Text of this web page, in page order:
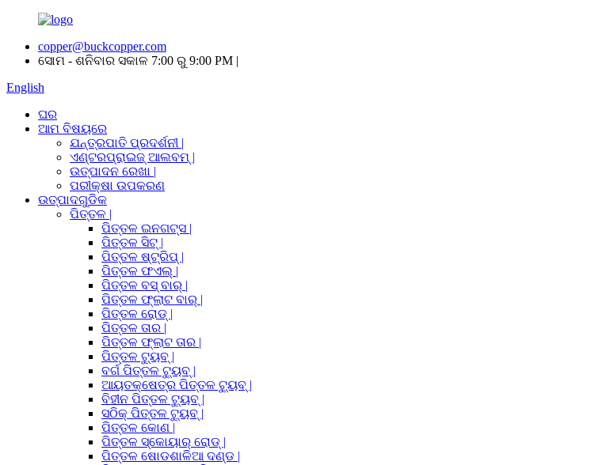
copper@buckcopper.com
ସୋମ - ଶନିବାର ସକାଳ 7:00 ରୁ 9:00 PM |
English
ଘର
ଆମ ବିଷୟରେ
ଯନ୍ତ୍ରପାତି ପ୍ରଦର୍ଶନୀ |
ଏଣ୍ଟରପ୍ରାଇଜ୍ ଆଲବମ୍ |
ଉତ୍ପାଦନ ରେଖା |
ପରୀକ୍ଷା ଉପକରଣ
ଉତ୍ପାଦଗୁଡିକ
ପିତ୍ତଳ |
ପିତ୍ତଳ ଇନଗଟ୍ସ |
ପିତ୍ତଳ ସିଟ୍ |
ପିତ୍ତଳ ଷ୍ଟ୍ରିପ୍ |
ପିତ୍ତଳ ଫଏଲ୍ |
ପିତ୍ତଳ ବସ୍ ବାର୍ |
ପିତ୍ତଳ ଫ୍ଲାଟ ବାର୍ |
ପିତ୍ତଳ ରୋଡ୍ |
ପିତ୍ତଳ ତାର |
ପିତ୍ତଳ ଫ୍ଲାଟ ତାର |
ପିତ୍ତଳ ଟ୍ୟୁବ୍ |
ବର୍ଗ ପିତ୍ତଳ ଟ୍ୟୁବ୍ |
ଆୟତକ୍ଷେତ୍ର ପିତ୍ତଳ ଟ୍ୟୁବ୍ |
ବିହୀନ ପିତ୍ତଳ ଟ୍ୟୁବ୍ |
ସଠିକ୍ ପିତ୍ତଳ ଟ୍ୟୁବ୍ |
ପିତ୍ତଳ କୋଣ |
ପିତ୍ତଳ ସ୍କୋୟାର୍ ରୋଡ୍ |
ପିତ୍ତଳ ଷୋଡଶାଳିଆ ଦଣ୍ଡ |